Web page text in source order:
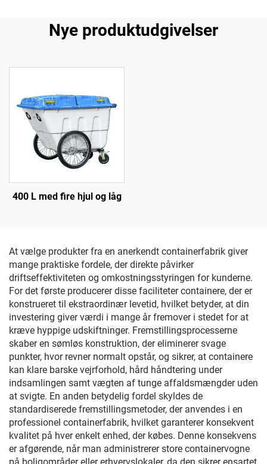
Nye produktudgivelser
400 L med fire hjul og låg
At vælge produkter fra en anerkendt containerfabrik giver
mange praktiske fordele, der direkte påvirker
driftseffektiviteten og omkostningsstyringen for kunderne.
For det første producerer disse faciliteter containere, der er
konstrueret til ekstraordinær levetid, hvilket betyder, at din
investering giver værdi i mange år fremover i stedet for at
kræve hyppige udskiftninger. Fremstillingsprocesserne
skaber en sømløs konstruktion, der eliminerer svage
punkter, hvor revner normalt opstår, og sikrer, at containere
kan klare barske vejrforhold, hård håndtering under
indsamlingen samt vægten af tunge affaldsmængder uden
at svigte. En anden betydelig fordel skyldes de
standardiserede fremstillingsmetoder, der anvendes i en
professionel containerfabrik, hvilket garanterer konsekvent
kvalitet på hver enkelt enhed, der købes. Denne konsekvens
er afgørende, når man administrerer store containervogne